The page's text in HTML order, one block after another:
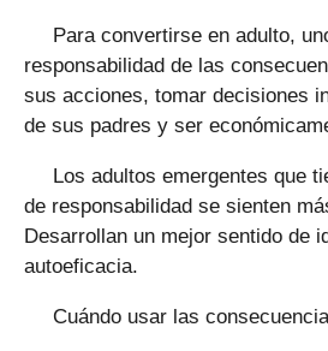
Para convertirse en adulto,
responsabilidad de las
sus acciones, tomar decisiones
de sus padres y ser
Los adultos emergentes que
de responsabilidad se sienten
Desarrollan un mejor sentido de
autoeficacia.
Cuándo usar las